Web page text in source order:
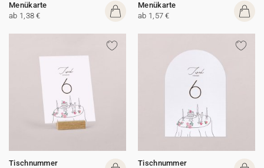
Menükarte
ab 1,38 €
Menükarte
ab 1,57 €
Tischnummer
Tischnummer